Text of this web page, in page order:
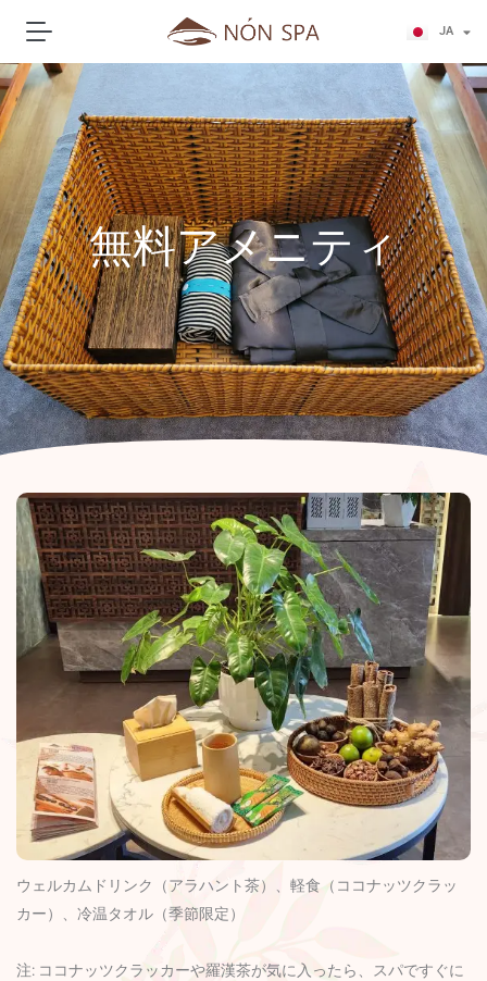
JA
KO
無料アメニティ
ウェルカムドリンク（アラハント茶）、軽食（ココナッツクラッ
カー）、冷温タオル（季節限定）
注: ココナッツクラッカーや羅漢茶が気に入ったら、スパですぐに